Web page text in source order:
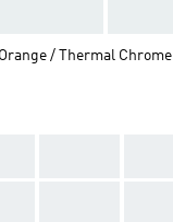
/ Thermal Chrome